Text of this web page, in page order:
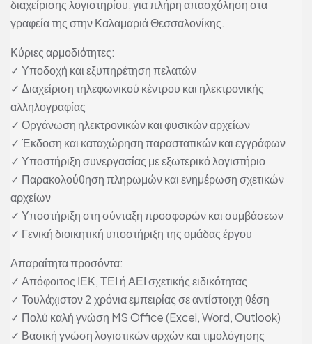
διαχείρισης λογιστηρίου, για πλήρη απασχόληση στα
γραφεία της στην Καλαμαριά Θεσσαλονίκης.
Κύριες αρμοδιότητες:
✓ Υποδοχή και εξυπηρέτηση πελατών
✓ Διαχείριση τηλεφωνικού κέντρου και ηλεκτρονικής
αλληλογραφίας
✓ Οργάνωση ηλεκτρονικών και φυσικών αρχείων
✓ Έκδοση και καταχώρηση παραστατικών και εγγράφων
✓ Υποστήριξη συνεργασίας με εξωτερικό λογιστήριο
✓ Παρακολούθηση πληρωμών και ενημέρωση σχετικών
αρχείων
✓ Υποστήριξη στη σύνταξη προσφορών και συμβάσεων
✓ Γενική διοικητική υποστήριξη της ομάδας έργου
Απαραίτητα προσόντα:
✓ Απόφοιτος ΙΕΚ, ΤΕΙ ή ΑΕΙ σχετικής ειδικότητας
✓ Τουλάχιστον 2 χρόνια εμπειρίας σε αντίστοιχη θέση
✓ Πολύ καλή γνώση MS Office (Excel, Word, Outlook)
✓ Βασική γνώση λογιστικών αρχών και τιμολόγησης